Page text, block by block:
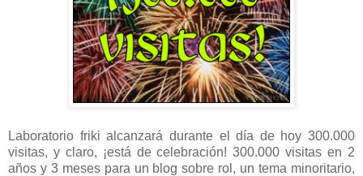
Laboratorio friki alcanzará durante el día de hoy 300.000
visitas, y claro, ¡está de celebración! 300.000 visitas en 2
años y 3 meses para un blog sobre rol, un tema minoritario,